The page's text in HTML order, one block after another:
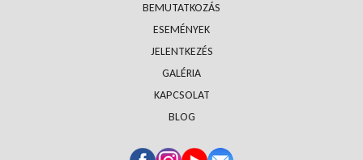
BEMUTATKOZÁS
ESEMÉNYEK
JELENTKEZÉS
GALÉRIA
KAPCSOLAT
BLOG